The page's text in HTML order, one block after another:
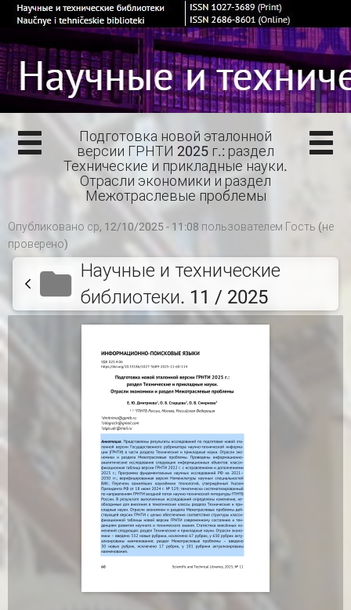
Подготовка новой эталонной
версии ГРНТИ 2025 г.: раздел
Технические и прикладные науки.
Отрасли экономики и раздел
Межотраслевые проблемы
Опубликовано ср, 12/10/2025 - 11:08 пользователем Гость (не
проверено)
Научные и технические
библиотеки. 11 / 2025